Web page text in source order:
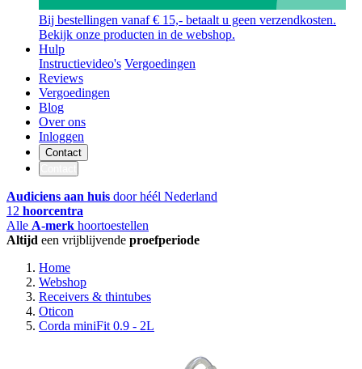
Bij bestellingen vanaf € 15,- betaalt u geen verzendkosten.
Bekijk onze producten in de webshop.
Hulp
Instructievideo's Vergoedingen
Reviews
Vergoedingen
Blog
Over ons
Inloggen
Contact
Audiciens aan huis door héél Nederland
12 hoorcentra
Alle A-merk hoortoestellen
Altijd een vrijblijvende proefperiode
Home
Webshop
Receivers & thintubes
Oticon
Corda miniFit 0.9 - 2L